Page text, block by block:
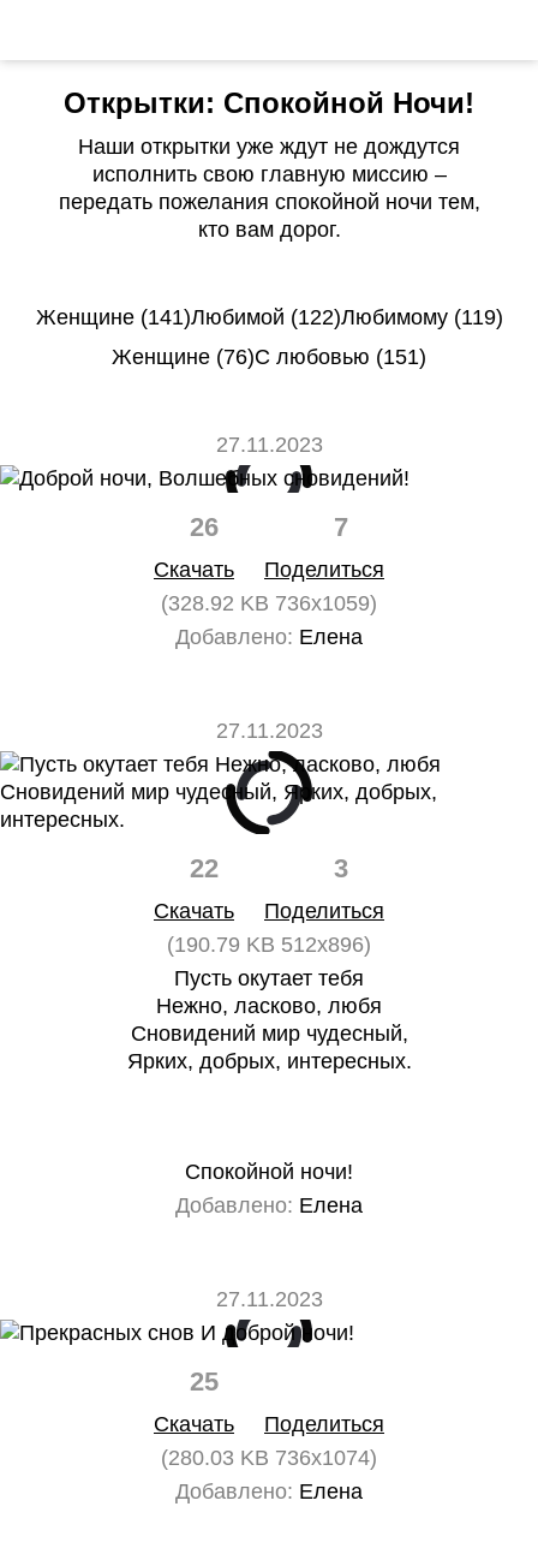
Открытки: Спокойной Ночи!
Наши открытки уже ждут не дождутся
исполнить свою главную миссию –
передать пожелания спокойной ночи тем,
кто вам дорог.
Женщине (141)Любимой (122)Любимому (119)
Женщине (76)С любовью (151)
27.11.2023
26 7
Скачать
Поделиться
(328.92 KB 736x1059)
Добавлено: Елена
27.11.2023
22 3
Скачать
Поделиться
(190.79 KB 512x896)
Пусть окутает тебя
Нежно, ласково, любя
Сновидений мир чудесный,
Ярких, добрых, интересных.
Спокойной ночи!
Добавлено: Елена
27.11.2023
25
Скачать
Поделиться
(280.03 KB 736x1074)
Добавлено: Елена